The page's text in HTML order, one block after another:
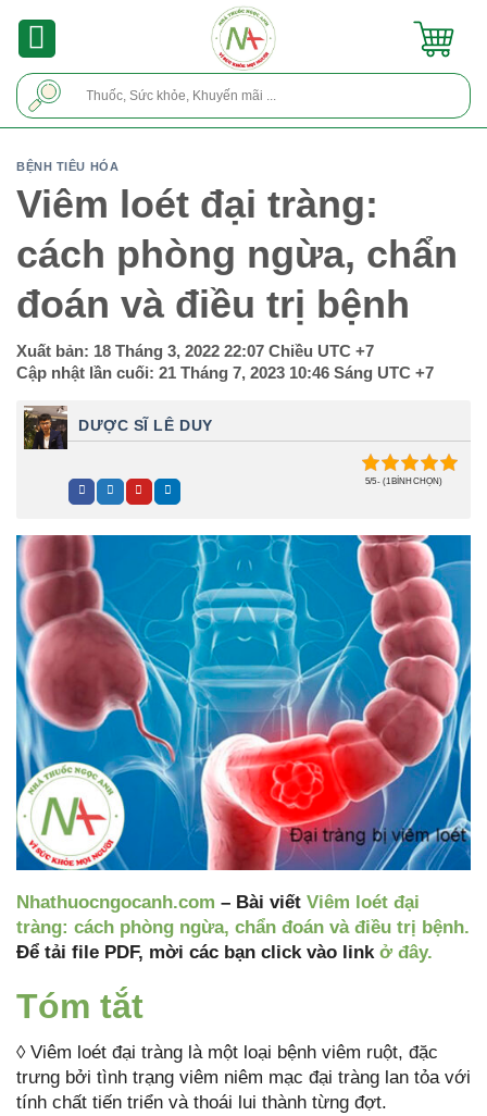
BỆNH TIÊU HÓA
Viêm loét đại tràng:
cách phòng ngừa, chẩn
đoán và điều trị bệnh
Xuất bản: 18 Tháng 3, 2022 22:07 Chiều UTC +7
Cập nhật lần cuối: 21 Tháng 7, 2023 10:46 Sáng UTC +7
DƯỢC SĨ LÊ DUY
5/5 - (1 BÌNH CHỌN)
Nhathuocngocanh.com – Bài viết Viêm loét đại
tràng: cách phòng ngừa, chẩn đoán và điều trị bệnh.
Để tải file PDF, mời các bạn click vào link ở đây.
Tóm tắt
◊ Viêm loét đại tràng là một loại bệnh viêm ruột, đặc
trưng bởi tình trạng viêm niêm mạc đại tràng lan tỏa với
tính chất tiến triển và thoái lui thành từng đợt.